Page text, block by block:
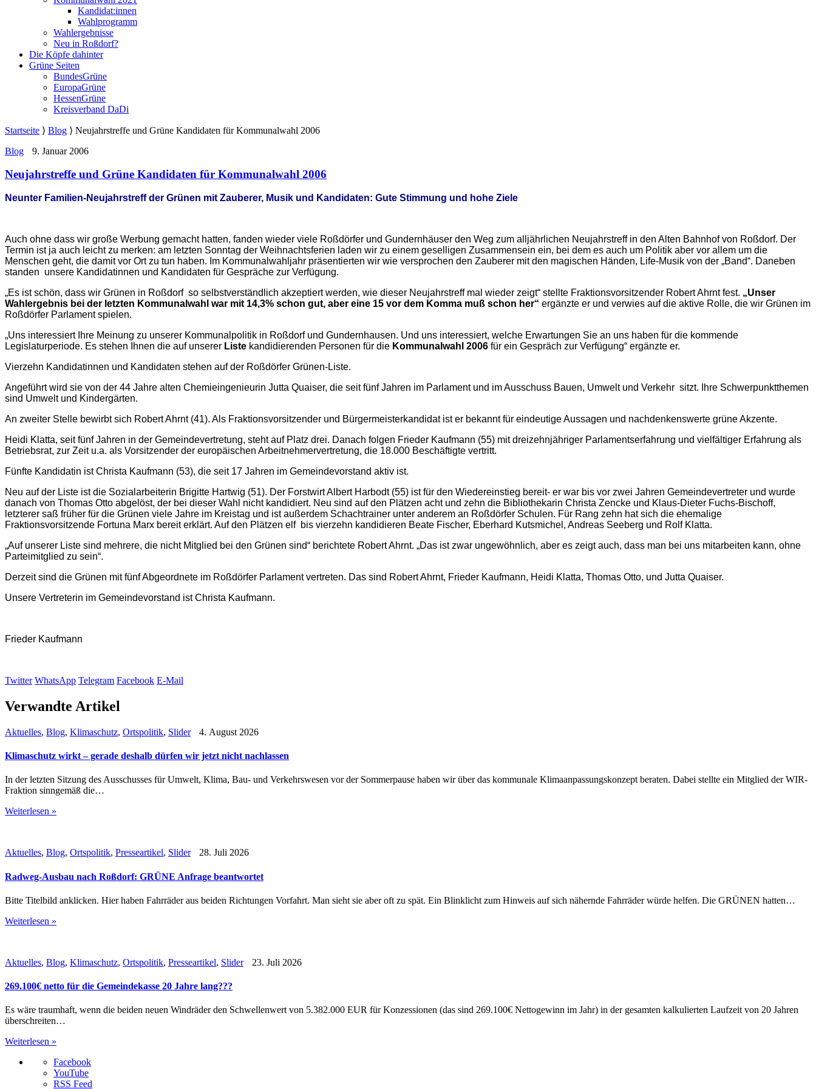
Kandidat:innen
Wahlprogramm
Wahlergebnisse
Neu in Roßdorf?
Die Köpfe dahinter
Grüne Seiten
BundesGrüne
EuropaGrüne
HessenGrüne
Kreisverband DaDi
Startseite ⟩ Blog ⟩ Neujahrstreffe und Grüne Kandidaten für Kommunalwahl 2006
Blog
9. Januar 2006
Neujahrstreffe und Grüne Kandidaten für Kommunalwahl 2006
Neunter Familien-Neujahrstreff der Grünen mit Zauberer, Musik und Kandidaten: Gute Stimmung und hohe Ziele
Auch ohne dass wir große Werbung gemacht hatten, fanden wieder viele Roßdörfer und Gundernhäuser den Weg zum alljährlichen Neujahrstreff in den Alten Bahnhof von Roßdorf. Der
Termin ist ja auch leicht zu merken: am letzten Sonntag der Weihnachtsferien laden wir zu einem geselligen Zusammensein ein, bei dem es auch um Politik aber vor allem um die
Menschen geht, die damit vor Ort zu tun haben. Im Kommunalwahljahr präsentierten wir wie versprochen den Zauberer mit den magischen Händen, Life-Musik von der „Band“. Daneben
standen unsere Kandidatinnen und Kandidaten für Gespräche zur Verfügung.
„Es ist schön, dass wir Grünen in Roßdorf so selbstverständlich akzeptiert werden, wie dieser Neujahrstreff mal wieder zeigt“ stellte Fraktionsvorsitzender Robert Ahrnt fest. „Unser
Wahlergebnis bei der letzten Kommunalwahl war mit 14,3% schon gut, aber eine 15 vor dem Komma muß schon her“ ergänzte er und verwies auf die aktive Rolle, die wir Grünen im
Roßdörfer Parlament spielen.
„Uns interessiert Ihre Meinung zu unserer Kommunalpolitik in Roßdorf und Gundernhausen. Und uns interessiert, welche Erwartungen Sie an uns haben für die kommende
Legislaturperiode. Es stehen Ihnen die auf unserer Liste kandidierenden Personen für die Kommunalwahl 2006 für ein Gespräch zur Verfügung“ ergänzte er.
Vierzehn Kandidatinnen und Kandidaten stehen auf der Roßdörfer Grünen-Liste.
Angeführt wird sie von der 44 Jahre alten Chemieingenieurin Jutta Quaiser, die seit fünf Jahren im Parlament und im Ausschuss Bauen, Umwelt und Verkehr sitzt. Ihre Schwerpunktthemen
sind Umwelt und Kindergärten.
An zweiter Stelle bewirbt sich Robert Ahrnt (41). Als Fraktionsvorsitzender und Bürgermeisterkandidat ist er bekannt für eindeutige Aussagen und nachdenkenswerte grüne Akzente.
Heidi Klatta, seit fünf Jahren in der Gemeindevertretung, steht auf Platz drei. Danach folgen Frieder Kaufmann (55) mit dreizehnjähriger Parlamentserfahrung und vielfältiger Erfahrung als
Betriebsrat, zur Zeit u.a. als Vorsitzender der europäischen Arbeitnehmervertretung, die 18.000 Beschäftigte vertritt.
Fünfte Kandidatin ist Christa Kaufmann (53), die seit 17 Jahren im Gemeindevorstand aktiv ist.
Neu auf der Liste ist die Sozialarbeiterin Brigitte Hartwig (51). Der Forstwirt Albert Harbodt (55) ist für den Wiedereinstieg bereit- er war bis vor zwei Jahren Gemeindevertreter und wurde
danach von Thomas Otto abgelöst, der bei dieser Wahl nicht kandidiert. Neu sind auf den Plätzen acht und zehn die Bibliothekarin Christa Zencke und Klaus-Dieter Fuchs-Bischoff,
letzterer saß früher für die Grünen viele Jahre im Kreistag und ist außerdem Schachtrainer unter anderem an Roßdörfer Schulen. Für Rang zehn hat sich die ehemalige
Fraktionsvorsitzende Fortuna Marx bereit erklärt. Auf den Plätzen elf bis vierzehn kandidieren Beate Fischer, Eberhard Kutsmichel, Andreas Seeberg und Rolf Klatta.
„Auf unserer Liste sind mehrere, die nicht Mitglied bei den Grünen sind“ berichtete Robert Ahrnt. „Das ist zwar ungewöhnlich, aber es zeigt auch, dass man bei uns mitarbeiten kann, ohne
Parteimitglied zu sein“.
Derzeit sind die Grünen mit fünf Abgeordnete im Roßdörfer Parlament vertreten. Das sind Robert Ahrnt, Frieder Kaufmann, Heidi Klatta, Thomas Otto, und Jutta Quaiser.
Unsere Vertreterin im Gemeindevorstand ist Christa Kaufmann.
Frieder Kaufmann
Twitter WhatsApp Telegram Facebook E-Mail
Verwandte Artikel
Aktuelles, Blog, Klimaschutz, Ortspolitik, Slider 4. August 2026
Klimaschutz wirkt – gerade deshalb dürfen wir jetzt nicht nachlassen
In der letzten Sitzung des Ausschusses für Umwelt, Klima, Bau- und Verkehrswesen vor der Sommerpause haben wir über das kommunale Klimaanpassungskonzept beraten. Dabei stellte ein Mitglied der WIR-
Fraktion sinngemäß die…
Weiterlesen »
Aktuelles, Blog, Ortspolitik, Presseartikel, Slider 28. Juli 2026
Radweg-Ausbau nach Roßdorf: GRÜNE Anfrage beantwortet
Bitte Titelbild anklicken. Hier haben Fahrräder aus beiden Richtungen Vorfahrt. Man sieht sie aber oft zu spät. Ein Blinklicht zum Hinweis auf sich nähernde Fahrräder würde helfen. Die GRÜNEN hatten…
Weiterlesen »
Aktuelles, Blog, Klimaschutz, Ortspolitik, Presseartikel, Slider 23. Juli 2026
269.100€ netto für die Gemeindekasse 20 Jahre lang???
Es wäre traumhaft, wenn die beiden neuen Windräder den Schwellenwert von 5.382.000 EUR für Konzessionen (das sind 269.100€ Nettogewinn im Jahr) in der gesamten kalkulierten Laufzeit von 20 Jahren
überschreiten…
Weiterlesen »
Facebook
YouTube
RSS Feed